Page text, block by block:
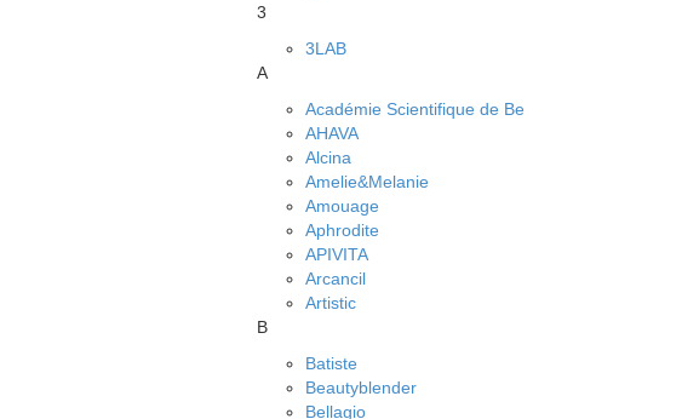
3
3LAB
A
Académie Scientifique de Be
AHAVA
Alcina
Amelie&Melanie
Amouage
Aphrodite
APIVITA
Arcancil
Artistic
B
Batiste
Beautyblender
Bellagio